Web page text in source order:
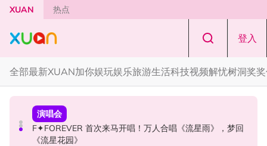
Skip to main content
XUAN 热点
登入
全部最新XUAN加你娱玩娱乐旅游生活科技视频解忧树洞奖
国际星闻
CORTIS MARTIN一开口就沦陷！深情演绎JANNABI歌曲
获网友狂赞！
国际星闻
张员瑛频陷耍大牌争议！首度吐心声：真相终究会浮出水
面！
演唱会
F✦FOREVER 首次来马开唱！万人合唱《流星雨》，梦回
《流星花园》